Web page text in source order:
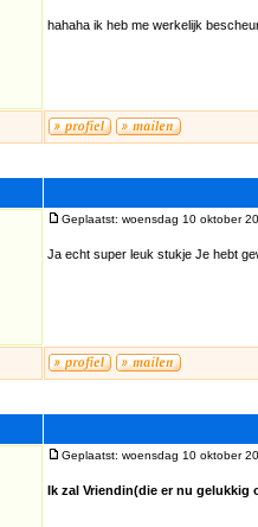
hahaha ik heb me werkelijk
Geplaatst: woensdag 10 oktober
Ja echt super leuk stukje Je hebt
Geplaatst: woensdag 10 oktober
Ik zal Vriendin(die er nu gelukkig